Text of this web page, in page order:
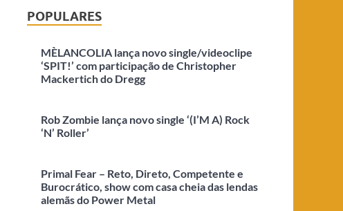
POPULARES
MÈLANCOLIA lança novo single/videoclipe
‘SPIT!’ com participação de Christopher
Mackertich do Dregg
Rob Zombie lança novo single ‘(I’M A) Rock
‘N’ Roller’
Primal Fear – Reto, Direto, Competente e
Burocrático, show com casa cheia das lendas
alemãs do Power Metal